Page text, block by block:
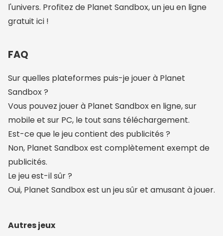
l'univers. Profitez de Planet Sandbox, un jeu en ligne
gratuit ici !
FAQ
Sur quelles plateformes puis-je jouer à Planet
Sandbox ?
Vous pouvez jouer à Planet Sandbox en ligne, sur
mobile et sur PC, le tout sans téléchargement.
Est-ce que le jeu contient des publicités ?
Non, Planet Sandbox est complètement exempt de
publicités.
Le jeu est-il sûr ?
Oui, Planet Sandbox est un jeu sûr et amusant à jouer.
Autres jeux